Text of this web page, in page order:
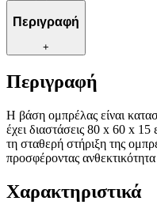
Περιγραφή
+
Περιγραφή
Η βάση ομπρέλας είναι
έχει διαστάσεις 80 x 60 x
τη σταθερή στήριξη της
προσφέροντας
Χαρακτηριστικά